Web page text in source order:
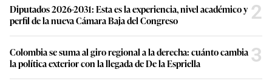
Diputados 2026-2031: Esta es la experiencia, nivel académico y
perfil de la nueva Cámara Baja del Congreso
2
Colombia se suma al giro regional a la derecha: cuánto cambia
la política exterior con la llegada de De la Espriella
3